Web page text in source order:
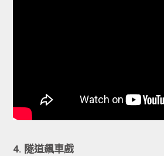
4. 隧道飆車戲